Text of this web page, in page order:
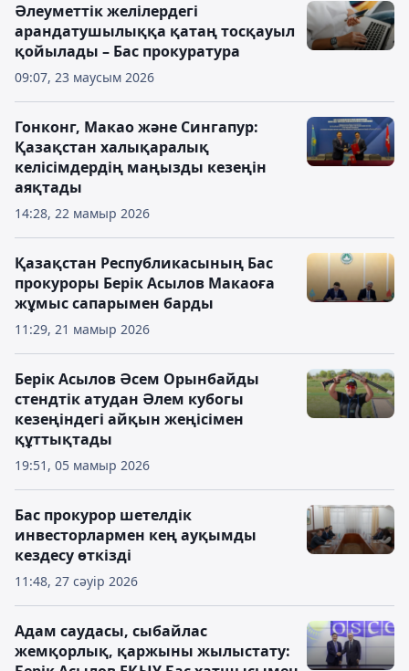
09:07, 23 маусым 2026
Әлеуметтік желілердегі
арандатушылыққа қатаң тосқауыл
қойылады – Бас прокуратура
14:28, 22 мамыр 2026
Гонконг, Макао және Сингапур:
Қазақстан халықаралық
келісімдердің маңызды кезеңін
аяқтады
11:29, 21 мамыр 2026
Қазақстан Республикасының Бас
прокуроры Берік Асылов Макаоға
жұмыс сапарымен барды
19:51, 05 мамыр 2026
Берік Асылов Әсем Орынбайды
стендтік атудан Әлем кубогы
кезеңіндегі айқын жеңісімен
құттықтады
11:48, 27 сәуір 2026
Бас прокурор шетелдік
инвесторлармен кең ауқымды
кездесу өткізді
Адам саудасы, сыбайлас
жемқорлық, қаржыны жылыстату: